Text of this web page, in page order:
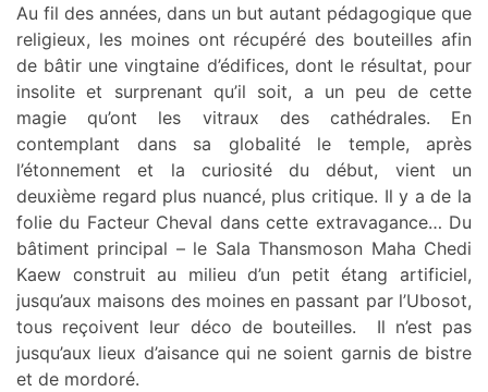
Au fil des années, dans un but autant pédagogique que
religieux, les moines ont récupéré des bouteilles afin
de bâtir une vingtaine d’édifices, dont le résultat, pour
insolite et surprenant qu’il soit, a un peu de cette
magie qu’ont les vitraux des cathédrales. En
contemplant dans sa globalité le temple, après
l’étonnement et la curiosité du début, vient un
deuxième regard plus nuancé, plus critique. Il y a de la
folie du Facteur Cheval dans cette extravagance… Du
bâtiment principal – le Sala Thansmoson Maha Chedi
Kaew construit au milieu d’un petit étang artificiel,
jusqu’aux maisons des moines en passant par l’Ubosot,
tous reçoivent leur déco de bouteilles. Il n’est pas
jusqu’aux lieux d’aisance qui ne soient garnis de bistre
et de mordoré.